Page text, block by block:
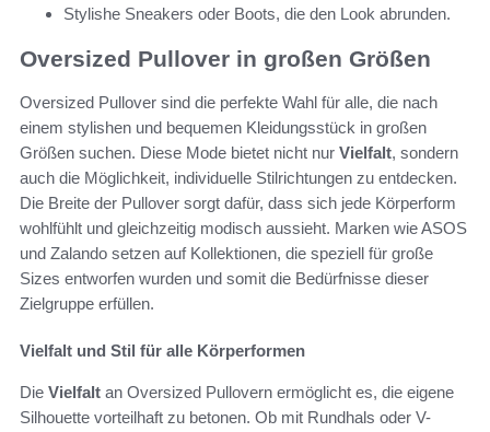
Stylishe Sneakers oder Boots, die den Look abrunden.
Oversized Pullover in großen Größen
Oversized Pullover sind die perfekte Wahl für alle, die nach
einem stylishen und bequemen Kleidungsstück in großen
Größen suchen. Diese Mode bietet nicht nur Vielfalt, sondern
auch die Möglichkeit, individuelle Stilrichtungen zu entdecken.
Die Breite der Pullover sorgt dafür, dass sich jede Körperform
wohlfühlt und gleichzeitig modisch aussieht. Marken wie ASOS
und Zalando setzen auf Kollektionen, die speziell für große
Sizes entworfen wurden und somit die Bedürfnisse dieser
Zielgruppe erfüllen.
Vielfalt und Stil für alle Körperformen
Die Vielfalt an Oversized Pullovern ermöglicht es, die eigene
Silhouette vorteilhaft zu betonen. Ob mit Rundhals oder V-